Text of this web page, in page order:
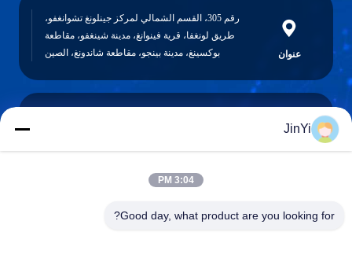
عنوان
رقم 305، القسم الشمالي لمركز جينلونغ تشوانغفو،
طريق لونغفا، قرية فينوانغ، مدينة شينغفو، مقاطعة
بوكسينغ، مدينة بينجو، مقاطعة شاندونغ، الصين
JinYi
3:04 PM
Good day, what product are you looking for?